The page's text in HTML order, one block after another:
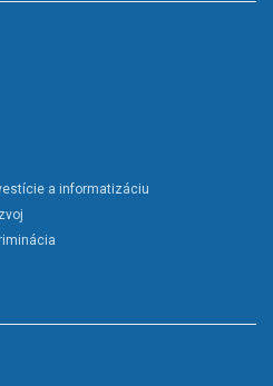
a informatizáciu